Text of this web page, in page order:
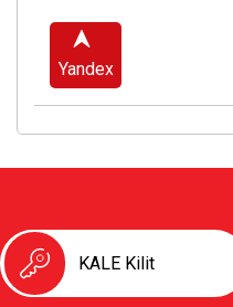
Yandex
KALE Kilit